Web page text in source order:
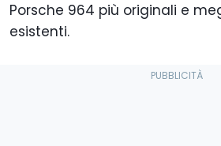
Porsche 964 più originali e
esistenti.